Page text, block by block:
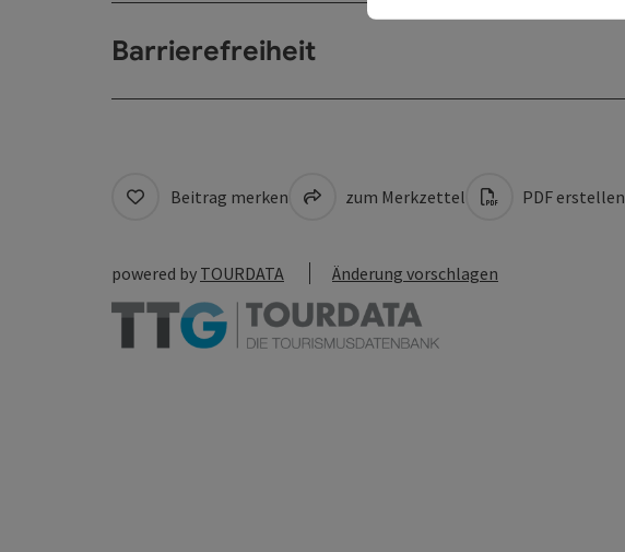
Barrierefreiheit
Beitrag merken zum Merkzettel PDF erstellen
powered by TOURDATA Änderung vorschlagen